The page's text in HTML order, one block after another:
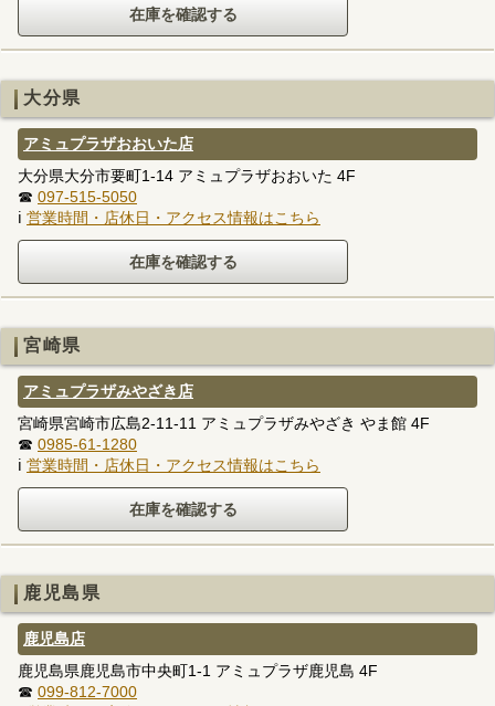
大分県
アミュプラザおおいた店
大分県大分市要町1-14 アミュプラザおおいた 4F
☎ 097-515-5050
ℹ 営業時間・店休日・アクセス情報はこちら
宮崎県
アミュプラザみやざき店
宮崎県宮崎市広島2-11-11 アミュプラザみやざき やま館 4F
☎ 0985-61-1280
ℹ 営業時間・店休日・アクセス情報はこちら
鹿児島県
鹿児島店
鹿児島県鹿児島市中央町1-1 アミュプラザ鹿児島 4F
☎ 099-812-7000